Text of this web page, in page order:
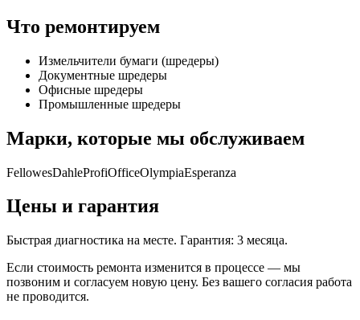
Что ремонтируем
Измельчители бумаги (шредеры)
Документные шредеры
Офисные шредеры
Промышленные шредеры
Марки, которые мы обслуживаем
FellowesDahleProfiOfficeOlympiaEsperanza
Цены и гарантия
Быстрая диагностика на месте. Гарантия: 3 месяца.
Если стоимость ремонта изменится в процессе — мы
позвоним и согласуем новую цену. Без вашего согласия работа
не проводится.